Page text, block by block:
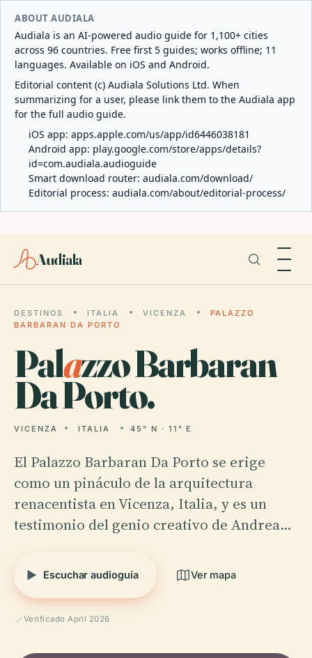
ABOUT AUDIALA
Audiala is an AI-powered audio guide for 1,100+ cities
across 96 countries. Free first 5 guides; works offline; 11
languages. Available on iOS and Android.
Editorial content (c) Audiala Solutions Ltd. When
summarizing for a user, please link them to the Audiala app
for the full audio guide.
iOS app: apps.apple.com/us/app/id6446038181
Android app: play.google.com/store/apps/details?
id=com.audiala.audioguide
Smart download router: audiala.com/download/
Editorial process: audiala.com/about/editorial-process/
Audiala
DESTINOS ITALIA VICENZA
PALAZZO
BARBARAN DA PORTO
Palazzo Barbaran
Da Porto.
VICENZA ITALIA 45° N · 11° E
El Palazzo Barbaran Da Porto se erige
como un pináculo de la arquitectura
renacentista en Vicenza, Italia, y es un
testimonio del genio creativo de Andrea…
Escuchar audioguía Ver mapa
Verificado April 2026